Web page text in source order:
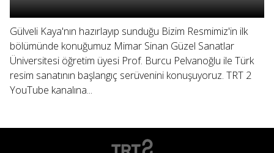
Gülveli Kaya'nın hazırlayıp sunduğu Bizim Resmimiz'in ilk
bölümünde konuğumuz Mimar Sinan Güzel Sanatlar
Üniversitesi öğretim üyesi Prof. Burcu Pelvanoğlu ile Türk
resim sanatının başlangıç serüvenini konuşuyoruz. TRT 2
YouTube kanalına...